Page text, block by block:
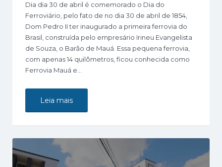
Dia dia 30 de abril é comemorado o Dia do
Ferroviário, pelo fato de no dia 30 de abril de 1854,
Dom Pedro II ter inaugurado a primeira ferrovia do
Brasil, construída pelo empresário Irineu Evangelista
de Souza, o Barão de Mauá. Essa pequena ferrovia,
com apenas 14 quilômetros, ficou conhecida como
Ferrovia Mauá e…
Leia mais